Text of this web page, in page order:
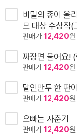
비밀의 종이 울
모 대상 수상작(
판매가12,420원
짜장면 불어요!
판매가12,420원
달인만두 한 판
판매가12,420원
오빠는 사춘기
판매가12,420원